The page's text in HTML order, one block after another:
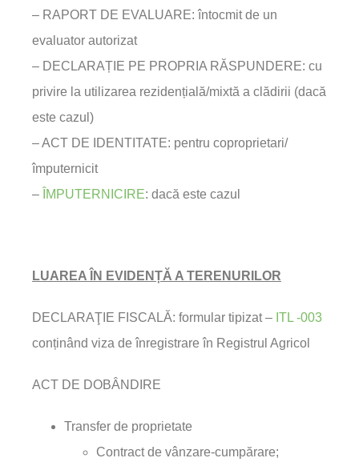
– RAPORT DE EVALUARE: întocmit de un
evaluator autorizat
– DECLARAȚIE PE PROPRIA RĂSPUNDERE: cu
privire la utilizarea rezidențială/mixtă a clădirii (dacă
este cazul)
– ACT DE IDENTITATE: pentru coproprietari/
împuternicit
– ÎMPUTERNICIRE: dacă este cazul
LUAREA ÎN EVIDENȚĂ A TERENURILOR
DECLARAŢIE FISCALĂ: formular tipizat – ITL -003
conținând viza de înregistrare în Registrul Agricol
ACT DE DOBÂNDIRE
Transfer de proprietate
Contract de vânzare-cumpărare;